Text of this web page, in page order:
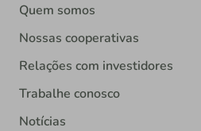
Quem somos
Nossas cooperativas
Relações com investidores
Trabalhe conosco
Notícias